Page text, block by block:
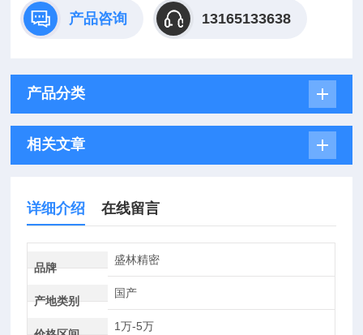
产品咨询 13165133638
产品分类
相关文章
详细介绍 在线留言
品牌
盛林精密
产地类别
国产
1万-5万